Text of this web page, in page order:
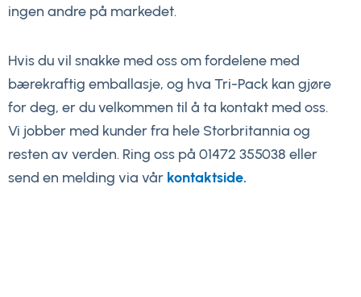
ingen andre på markedet.
Hvis du vil snakke med oss om fordelene med
bærekraftig emballasje, og hva Tri-Pack kan gjøre
for deg, er du velkommen til å ta kontakt med oss.
Vi jobber med kunder fra hele Storbritannia og
resten av verden. Ring oss på 01472 355038 eller
send en melding via vår kontaktside.